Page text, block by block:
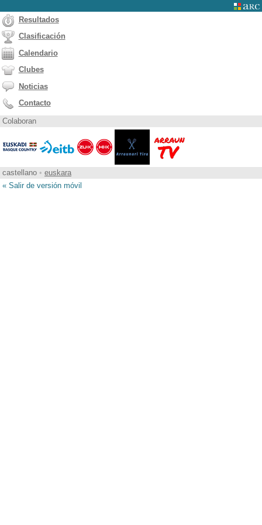
Resultados
Clasificación
Calendario
Clubes
Noticias
Contacto
Colaboran
castellano • euskara
« Salir de versión móvil